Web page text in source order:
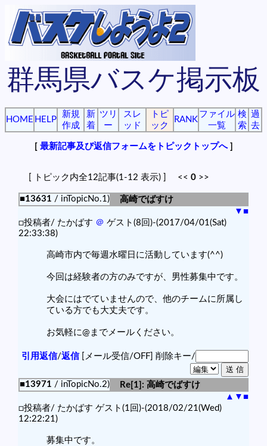
群馬県バスケ掲示板
HOME HELP
新規
作成
新
着
ツリ
ー
スレ
ッド
トピ
ック
RANK
ファイル
一覧
検
索
過
去
[ 最新記事及び返信フォームをトピックトップへ]
[ トピック内全12記事(1-12 表示) ] << 0 >>
■13631 / inTopicNo.1)
高崎でばすけ
▼ ■
□投稿者/ たかばす ＠ ゲスト(8回)-(2017/04/01(Sat)
22:33:38)
高崎市内で毎週水曜日に活動しています(^^)
今回は経験者の方のみですが、男性募集中です。
大会にはでていませんので、他のチームに所属し
ている方でも大丈夫です。
お気軽に@までメールください。
引用返信/返信[メール受信/OFF] 削除キー/
■13971 / inTopicNo.2)
Re[1]: 高崎でばすけ
▲ ▼ ■
□投稿者/ たかばす ゲスト(1回)-(2018/02/21(Wed)
12:22:21)
募集中です。